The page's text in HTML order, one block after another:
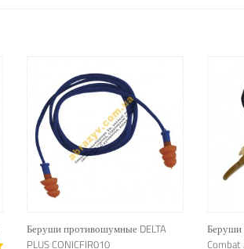
Беруши противошумные DELTA
PLUS CONICFIR010
Беруши
Combat